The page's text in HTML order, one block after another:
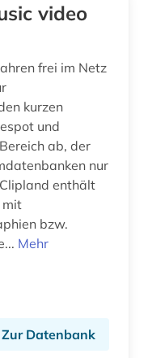
video
frei im Netz
kurzen
und
ab, der
nur
enthält
mit
bzw.
Mehr
Zur Datenbank